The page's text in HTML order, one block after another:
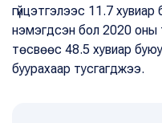
гүйцэтгэлээс 11.7
нэмэгдсэн бол 2020 оны
төсвөөс 48.5 хувиар
буурахаар тусгагджээ.